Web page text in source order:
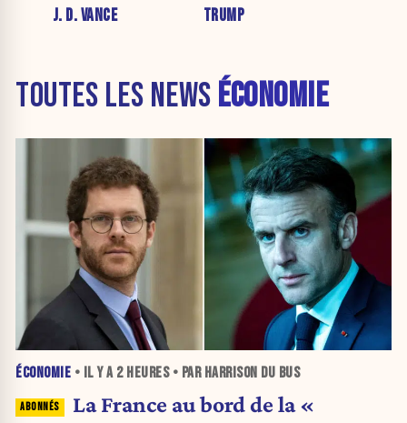
J. D. VANCE TRUMP
TOUTES LES NEWS ÉCONOMIE
ÉCONOMIE • IL Y A 2 HEURES• PAR HARRISON DU BUS
La France au bord de la «